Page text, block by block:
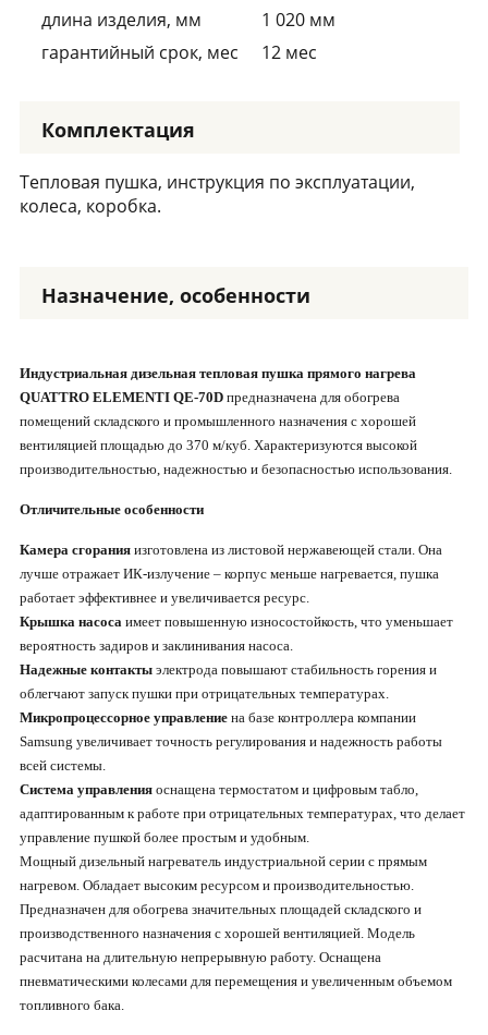
длина изделия, мм
1 020 мм
гарантийный срок, мес
12 мес
Комплектация
Тепловая пушка, инструкция по эксплуатации,
колеса, коробка.
Назначение, особенности
Индустриальная дизельная тепловая пушка прямого нагрева
QUATTRO ELEMENTI QE-70D предназначена для обогрева
помещений складского и промышленного назначения с хорошей
вентиляцией площадью до 370 м/куб. Характеризуются высокой
производительностью, надежностью и безопасностью использования.
Отличительные особенности
Камера сгорания изготовлена из листовой нержавеющей стали. Она
лучше отражает ИК-излучение – корпус меньше нагревается, пушка
работает эффективнее и увеличивается ресурс.
Крышка насоса имеет повышенную износостойкость, что уменьшает
вероятность задиров и заклинивания насоса.
Надежные контакты электрода повышают стабильность горения и
облегчают запуск пушки при отрицательных температурах.
Микропроцессорное управление на базе контроллера компании
Samsung увеличивает точность регулирования и надежность работы
всей системы.
Система управления оснащена термостатом и цифровым табло,
адаптированным к работе при отрицательных температурах, что делает
управление пушкой более простым и удобным.
Мощный дизельный нагреватель индустриальной серии с прямым
нагревом. Обладает высоким ресурсом и производительностью.
Предназначен для обогрева значительных площадей складского и
производственного назначения с хорошей вентиляцией. Модель
расчитана на длительную непрерывную работу. Оснащена
пневматическими колесами для перемещения и увеличенным объемом
топливного бака.